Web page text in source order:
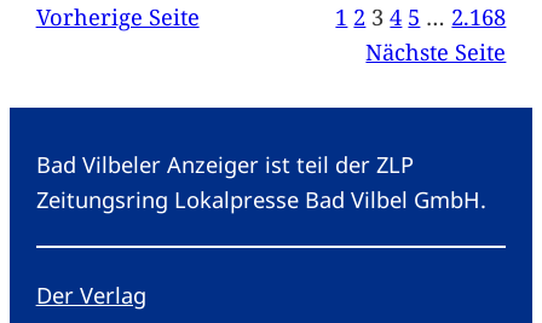
Vorherige Seite
1 2 3 4 5 … 2.168
Nächste Seite
Bad Vilbeler Anzeiger ist teil der ZLP
Zeitungsring Lokalpresse Bad Vilbel GmbH.
Der Verlag